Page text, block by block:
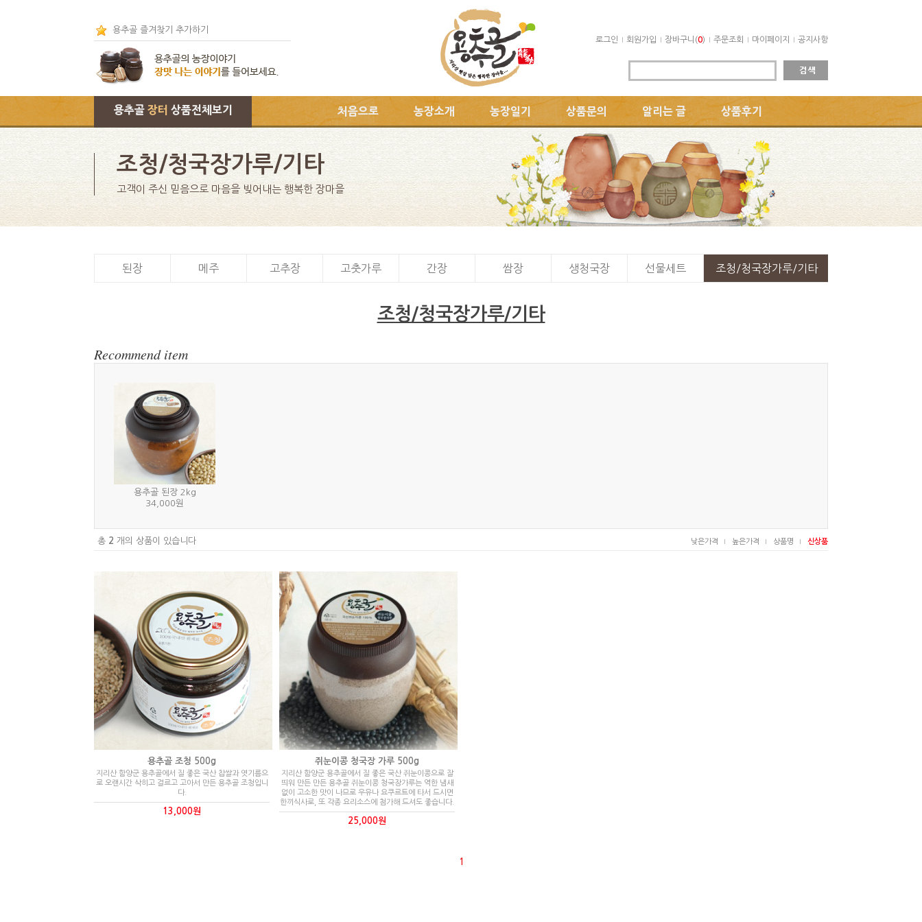
용추골 즐겨찾기 추가하기
로그인 회원가입 장바구니(0) 주문조회 마이페이지 공지사항
용추골 장터 상품전체보기 처음으로 농장소개 농장일기 상품문의 알리는 글 상품후기
조청/청국장가루/기타
고객이 주신 믿음으로 마음을 빚어내는 행복한 장마을
된장 메주 고추장 고춧가루 간장 쌈장 생청국장 선물세트 조청/청국장가루/기타
조청/청국장가루/기타
Recommend item
용추골 된장 2kg
34,000원
총 2 개의 상품이 있습니다 낮은가격 높은가격 상품명 신상품
용추골 조청 500g
지리산 함양군 용추골에서 질 좋은 국산 찹쌀과 엿기름으
로 오랜시간 삭히고 걸르고 고아서 만든 용추골 조청입니
다.
13,000원
쥐눈이콩 청국장 가루 500g
지리산 함양군 용추골에서 질 좋은 국산 쥐눈이콩으로 잘
띄워 만든 만든 용추골 쥐눈이콩 청국장가루는 역한 냄새
없이 고소한 맛이 나므로 우유나 요쿠르트에 타서 드시면
한끼식사로, 또 각종 요리소스에 첨가해 드셔도 좋습니다.
25,000원
1